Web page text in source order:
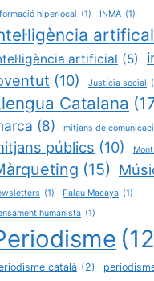
hiperlocal (1) INMA (1)
artifical
artificial (5)
(10) Justícia social
Catalana
(8) mitjans de
públics (10)
(15)
(1) Palau Macaya (1)
humanista (1)
català (2)